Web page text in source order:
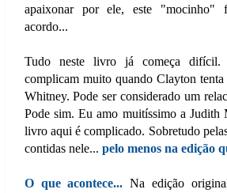
apaixonar por ele, este "mocinho"
acordo...
Tudo neste livro já começa difícil.
complicam muito quando Clayton
Whitney. Pode ser considerado um
Pode sim. Eu amo muitíssimo a Judith
livro aqui é complicado. Sobretudo
contidas nele... pelo menos na edição
O que acontece...Na edição